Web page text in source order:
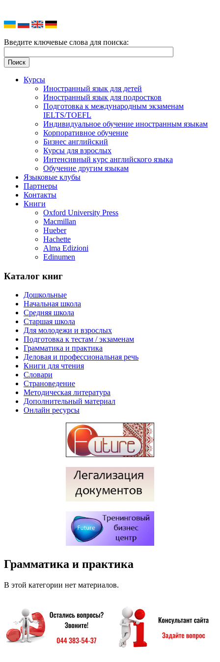
Введите ключевые слова для поиска:
Курсы
Иностранный язык для детей
Иностранный язык для подростков
Подготовка к международным экзаменам
IELTS/TOEFL
Индивидуальное обучение иностранным языкам
Корпоративное обучение
Бизнес английский
Курсы для взрослых
Интенсивный курс английского языка
Обучение другим языкам
Языковые клубы
Партнеры
Контакты
Книги
Oxford University Press
Macmillan
Hueber
Hachette
Alma Edizioni
Edinumen
Каталог книг
Дошкольные
Начальная школа
Средняя школа
Cтаршая школа
Для молодежи и взрослых
Подготовка к тестам / экзаменам
Грамматика и практика
Деловая и профессиональная речь
Книги для чтения
Словари
Страноведение
Методическая литература
Дополнительный материал
Онлайн ресурсы
Грамматика и практика
В этой категории нет материалов.